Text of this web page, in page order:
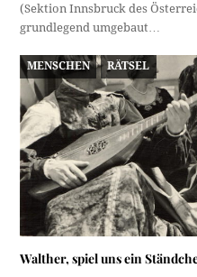
(Sektion Innsbruck des
grundlegend umgebaut…
MENSCHEN RÄTSEL
Walther, spiel uns ein